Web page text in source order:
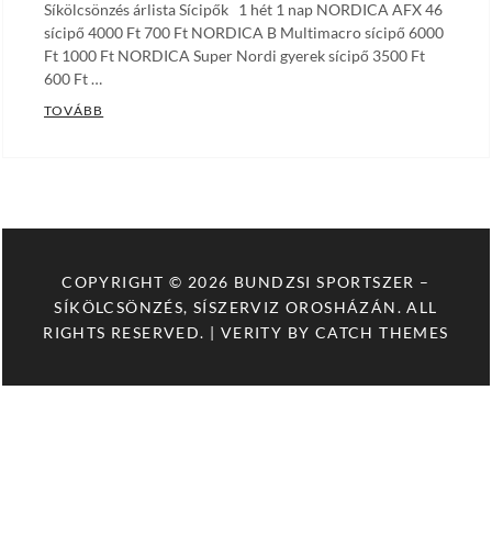
Síkölcsönzés árlista Sícipők 1 hét 1 nap NORDICA AFX 46
sícipő 4000 Ft 700 Ft NORDICA B Multimacro sícipő 6000
Ft 1000 Ft NORDICA Super Nordi gyerek sícipő 3500 Ft
600 Ft …
TOVÁBB
COPYRIGHT © 2026 BUNDZSI SPORTSZER –
SÍKÖLCSÖNZÉS, SÍSZERVIZ OROSHÁZÁN. ALL
RIGHTS RESERVED. | VERITY BY CATCH THEMES